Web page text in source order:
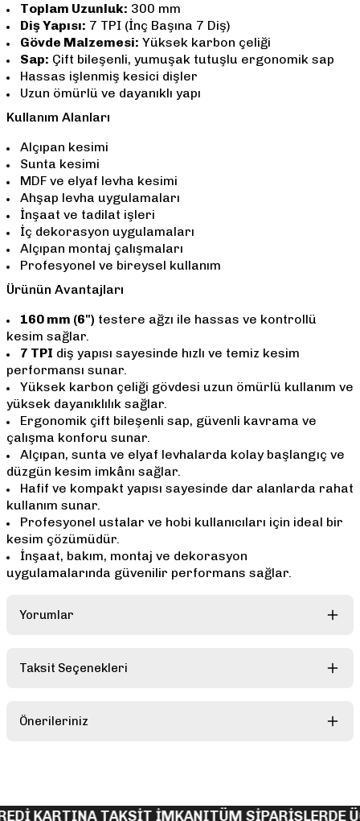
Toplam Uzunluk: 300 mm
Diş Yapısı: 7 TPI (İnç Başına 7 Diş)
Gövde Malzemesi: Yüksek karbon çeliği
Sap: Çift bileşenli, yumuşak tutuşlu ergonomik sap
Hassas işlenmiş kesici dişler
Uzun ömürlü ve dayanıklı yapı
Kullanım Alanları
Alçıpan kesimi
Sunta kesimi
MDF ve elyaf levha kesimi
Ahşap levha uygulamaları
İnşaat ve tadilat işleri
İç dekorasyon uygulamaları
Alçıpan montaj çalışmaları
Profesyonel ve bireysel kullanım
Ürünün Avantajları
160 mm (6") testere ağzı ile hassas ve kontrollü
kesim sağlar.
7 TPI diş yapısı sayesinde hızlı ve temiz kesim
performansı sunar.
Yüksek karbon çeliği gövdesi uzun ömürlü kullanım ve
yüksek dayanıklılık sağlar.
Ergonomik çift bileşenli sap, güvenli kavrama ve
çalışma konforu sunar.
Alçıpan, sunta ve elyaf levhalarda kolay başlangıç ve
düzgün kesim imkânı sağlar.
Hafif ve kompakt yapısı sayesinde dar alanlarda rahat
kullanım sunar.
Profesyonel ustalar ve hobi kullanıcıları için ideal bir
kesim çözümüdür.
İnşaat, bakım, montaj ve dekorasyon
uygulamalarında güvenilir performans sağlar.
Yorumlar
Taksit Seçenekleri
Önerileriniz
Görüş ve önerileriniz için teşekkür ederiz.
KARTINA TAKSİT İMKANITÜM SİPARİŞLERDE